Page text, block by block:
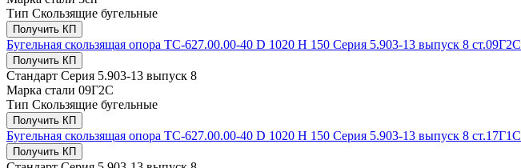
Тип Скользящие бугельные
Получить КП
Бугельная скользящая опора ТС-627.00.00-40 D 1020 Н 150 Серия 5.903-13 выпуск 8 ст.09Г2С
Получить КП
Стандарт Серия 5.903-13 выпуск 8
Марка стали 09Г2С
Тип Скользящие бугельные
Получить КП
Бугельная скользящая опора ТС-627.00.00-40 D 1020 Н 150 Серия 5.903-13 выпуск 8 ст.17Г1С
Получить КП